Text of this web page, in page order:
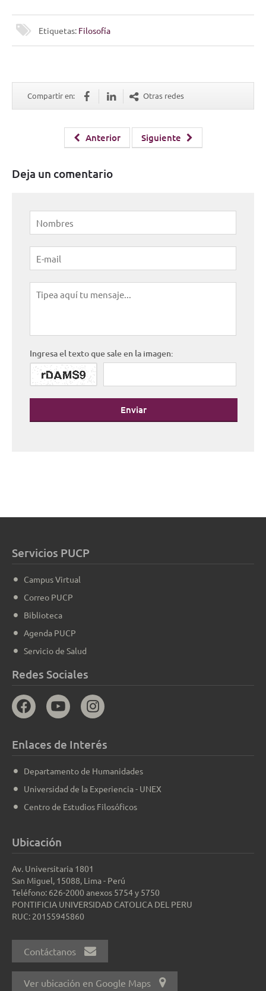
Etiquetas: Filosofía
Compartir en: Otras redes
Anterior Siguiente
Deja un comentario
Ingresa el texto que sale en la imagen:
Enviar
Servicios PUCP
Campus Virtual
Correo PUCP
Biblioteca
Agenda PUCP
Servicio de Salud
Redes Sociales
Enlaces de Interés
Departamento de Humanidades
Universidad de la Experiencia - UNEX
Centro de Estudios Filosóficos
Ubicación
Av. Universitaria 1801
San Miguel, 15088, Lima - Perú
Teléfono: 626-2000 anexos 5754 y 5750
PONTIFICIA UNIVERSIDAD CATOLICA DEL PERU
RUC: 20155945860
Contáctanos
Ver ubicación en Google Maps